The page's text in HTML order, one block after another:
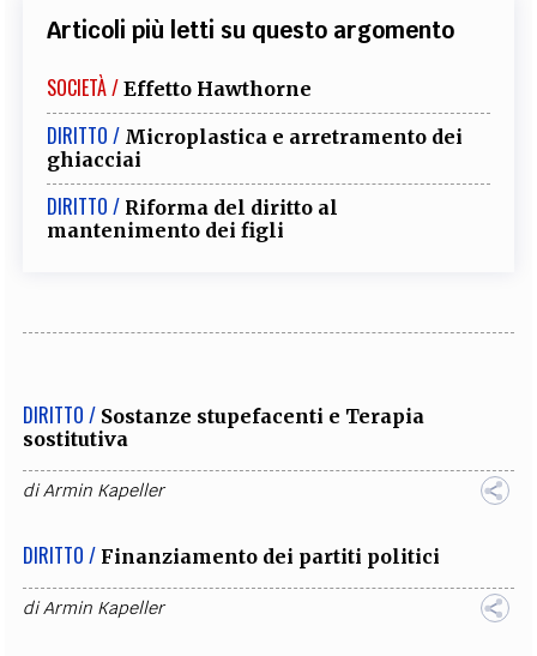
Articoli più letti su questo argomento
SOCIETÀ / Effetto Hawthorne
DIRITTO / Microplastica e arretramento dei
ghiacciai
DIRITTO / Riforma del diritto al
mantenimento dei figli
DIRITTO / Sostanze stupefacenti e Terapia
sostitutiva
diArmin Kapeller
DIRITTO / Finanziamento dei partiti politici
diArmin Kapeller